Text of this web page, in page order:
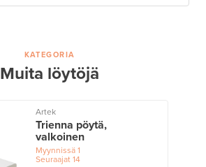
KATEGORIA
Muita löytöjä
Artek
Trienna pöytä,
valkoinen
Myynnissä1
Seuraajat 14